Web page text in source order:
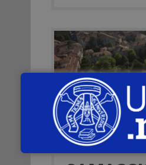
18 Maggio 2021